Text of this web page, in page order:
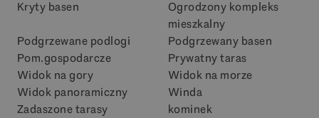
Kryty basen
Ogrodzony kompleks
mieszkalny
Podgrzewane podlogi
Podgrzewany basen
Pom.gospodarcze
Prywatny taras
Widok na gory
Widok na morze
Widok panoramiczny
Winda
Zadaszone tarasy
kominek